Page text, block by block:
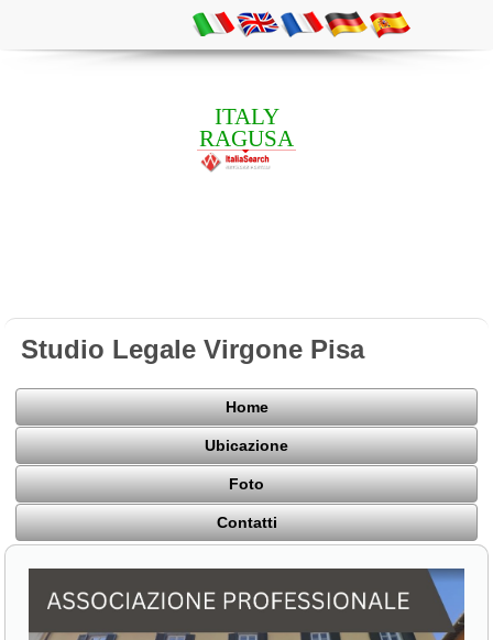
ITALY
RAGUSA
Studio Legale Virgone Pisa
Home
Ubicazione
Foto
Contatti